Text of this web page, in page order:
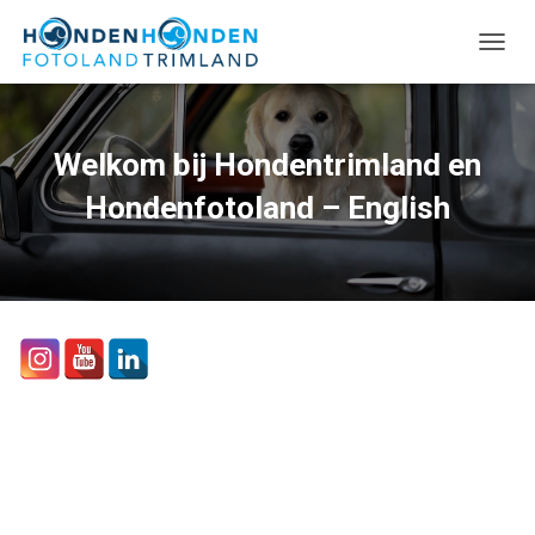
Welkom bij Hondentrimland en
Hondenfotoland – English